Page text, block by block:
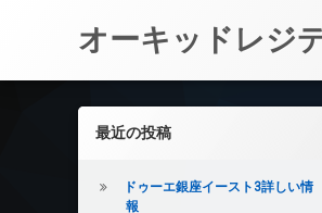
オーキッドレジ
左サイドバー
最近の投稿
ドゥーエ銀座イースト3詳しい情
報